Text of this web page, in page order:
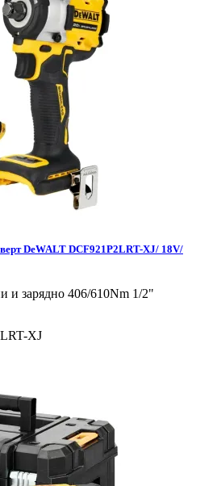
DeWALT DCF921P2LRT-XJ/ 18V/
и зарядно 406/610Nm 1/2"
XJ